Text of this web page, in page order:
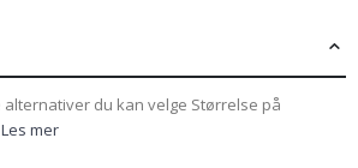
alternativer du kan velge Størrelse på
Les mer